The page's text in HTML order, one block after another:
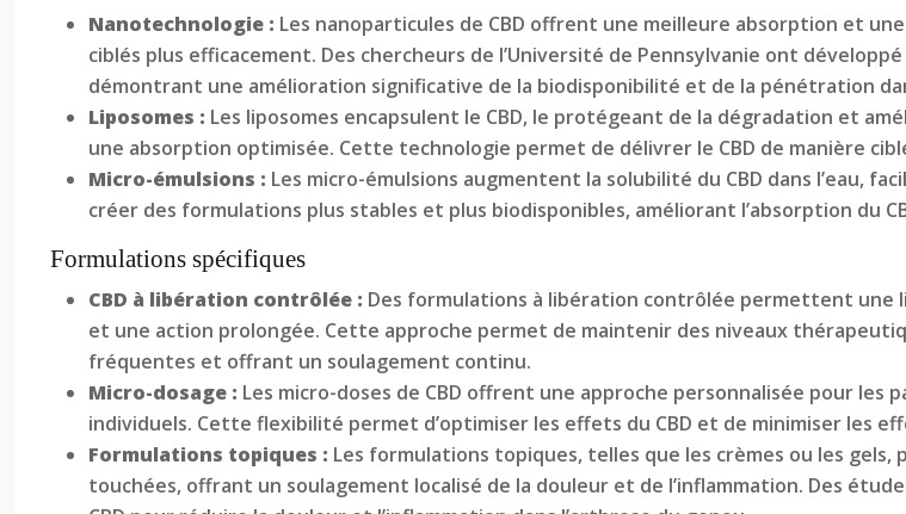
Nanotechnologie : Les nanoparticules de CBD offrent une meilleure absorption et
ciblés plus efficacement. Des chercheurs de l’Université de Pennsylvanie ont
démontrant une amélioration significative de la biodisponibilité et de la pénétration
Liposomes : Les liposomes encapsulent le CBD, le protégeant de la dégradation et
une absorption optimisée. Cette technologie permet de délivrer le CBD de manière
Micro-émulsions : Les micro-émulsions augmentent la solubilité du CBD dans l’eau,
créer des formulations plus stables et plus biodisponibles, améliorant l’absorption du
Formulations spécifiques
CBD à libération contrôlée : Des formulations à libération contrôlée permettent une
et une action prolongée. Cette approche permet de maintenir des niveaux
fréquentes et offrant un soulagement continu.
Micro-dosage : Les micro-doses de CBD offrent une approche personnalisée pour
individuels. Cette flexibilité permet d’optimiser les effets du CBD et de minimiser les
Formulations topiques : Les formulations topiques, telles que les crèmes ou les
touchées, offrant un soulagement localisé de la douleur et de l’inflammation. Des